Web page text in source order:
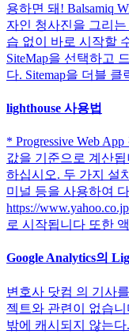
용하면 돼! Balsamiq
자인 청사진을 그리
습 없이 바로 시작할
SiteMap을 선택하고
다. Sitemap을 더블 클
lighthouse 사용법
* Progressive Web
값을 기준으로 계산
하십시오. 두 가지 설
미널 등을 사용하여
https://
로 시작됩니다 또한
Google Analytics의
변호사 닷컴 의 기사
젝트와 관련이 없습니
밖에 캐시되지 않는